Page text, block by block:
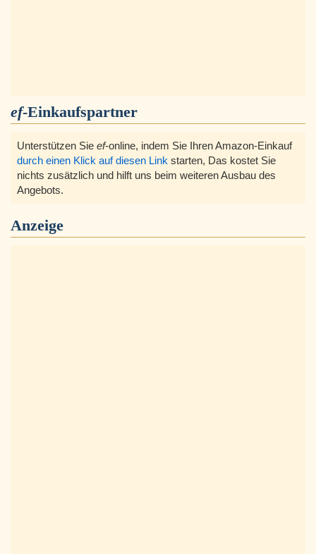
ef-Einkaufspartner
Unterstützen Sie ef-online, indem Sie Ihren Amazon-Einkauf
durch einen Klick auf diesen Link starten, Das kostet Sie
nichts zusätzlich und hilft uns beim weiteren Ausbau des
Angebots.
Anzeige